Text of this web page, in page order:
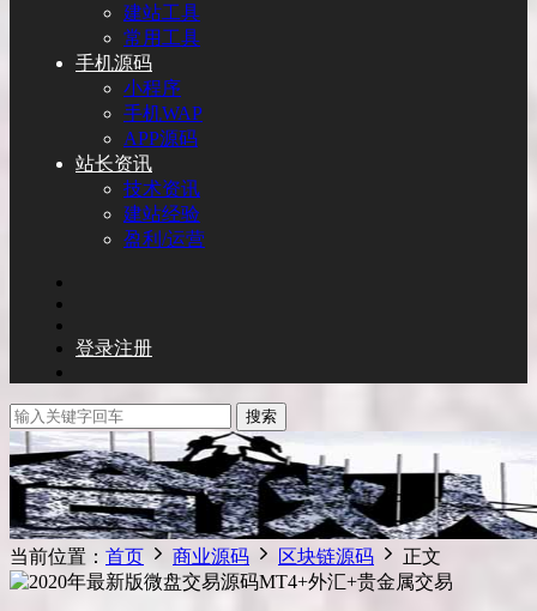
建站工具
常用工具
手机源码
小程序
手机WAP
APP源码
站长资讯
技术资讯
建站经验
盈利/运营
登录注册
搜索
当前位置： 首页 商业源码 区块链源码 正文